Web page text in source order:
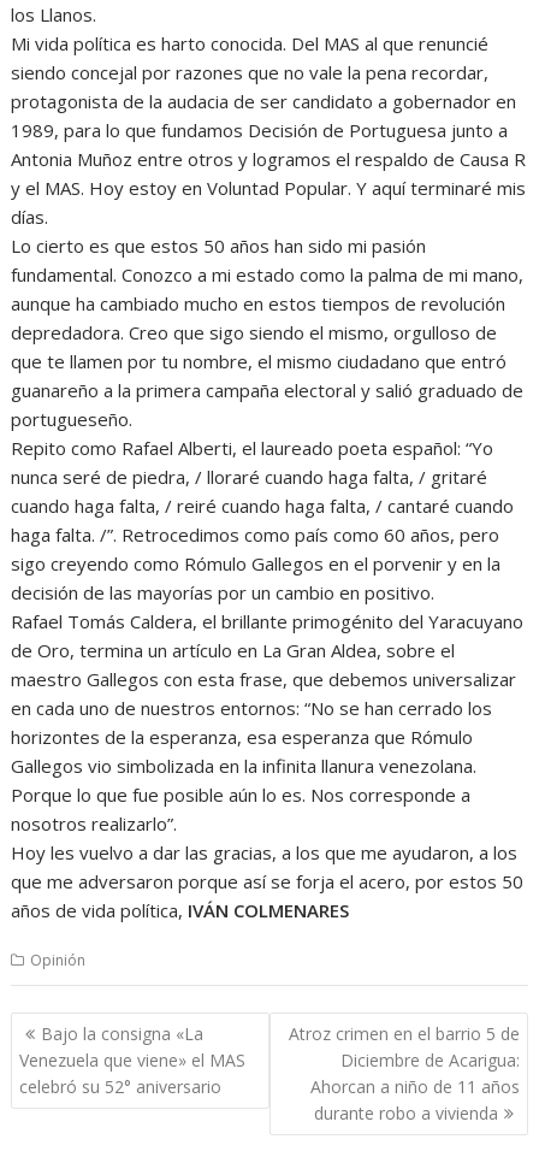
los Llanos.
Mi vida política es harto conocida. Del MAS al que renuncié
siendo concejal por razones que no vale la pena recordar,
protagonista de la audacia de ser candidato a gobernador en
1989, para lo que fundamos Decisión de Portuguesa junto a
Antonia Muñoz entre otros y logramos el respaldo de Causa R
y el MAS. Hoy estoy en Voluntad Popular. Y aquí terminaré mis
días.
Lo cierto es que estos 50 años han sido mi pasión
fundamental. Conozco a mi estado como la palma de mi mano,
aunque ha cambiado mucho en estos tiempos de revolución
depredadora. Creo que sigo siendo el mismo, orgulloso de
que te llamen por tu nombre, el mismo ciudadano que entró
guanareño a la primera campaña electoral y salió graduado de
portugueseño.
Repito como Rafael Alberti, el laureado poeta español: “Yo
nunca seré de piedra, / lloraré cuando haga falta, / gritaré
cuando haga falta, / reiré cuando haga falta, / cantaré cuando
haga falta. /”. Retrocedimos como país como 60 años, pero
sigo creyendo como Rómulo Gallegos en el porvenir y en la
decisión de las mayorías por un cambio en positivo.
Rafael Tomás Caldera, el brillante primogénito del Yaracuyano
de Oro, termina un artículo en La Gran Aldea, sobre el
maestro Gallegos con esta frase, que debemos universalizar
en cada uno de nuestros entornos: “No se han cerrado los
horizontes de la esperanza, esa esperanza que Rómulo
Gallegos vio simbolizada en la infinita llanura venezolana.
Porque lo que fue posible aún lo es. Nos corresponde a
nosotros realizarlo”.
Hoy les vuelvo a dar las gracias, a los que me ayudaron, a los
que me adversaron porque así se forja el acero, por estos 50
años de vida política, IVÁN COLMENARES
Opinión
Navegación
de
entradas
Bajo la consigna «La
Venezuela que viene» el MAS
celebró su 52° aniversario
Atroz crimen en el barrio 5 de
Diciembre de Acarigua:
Ahorcan a niño de 11 años
durante robo a vivienda